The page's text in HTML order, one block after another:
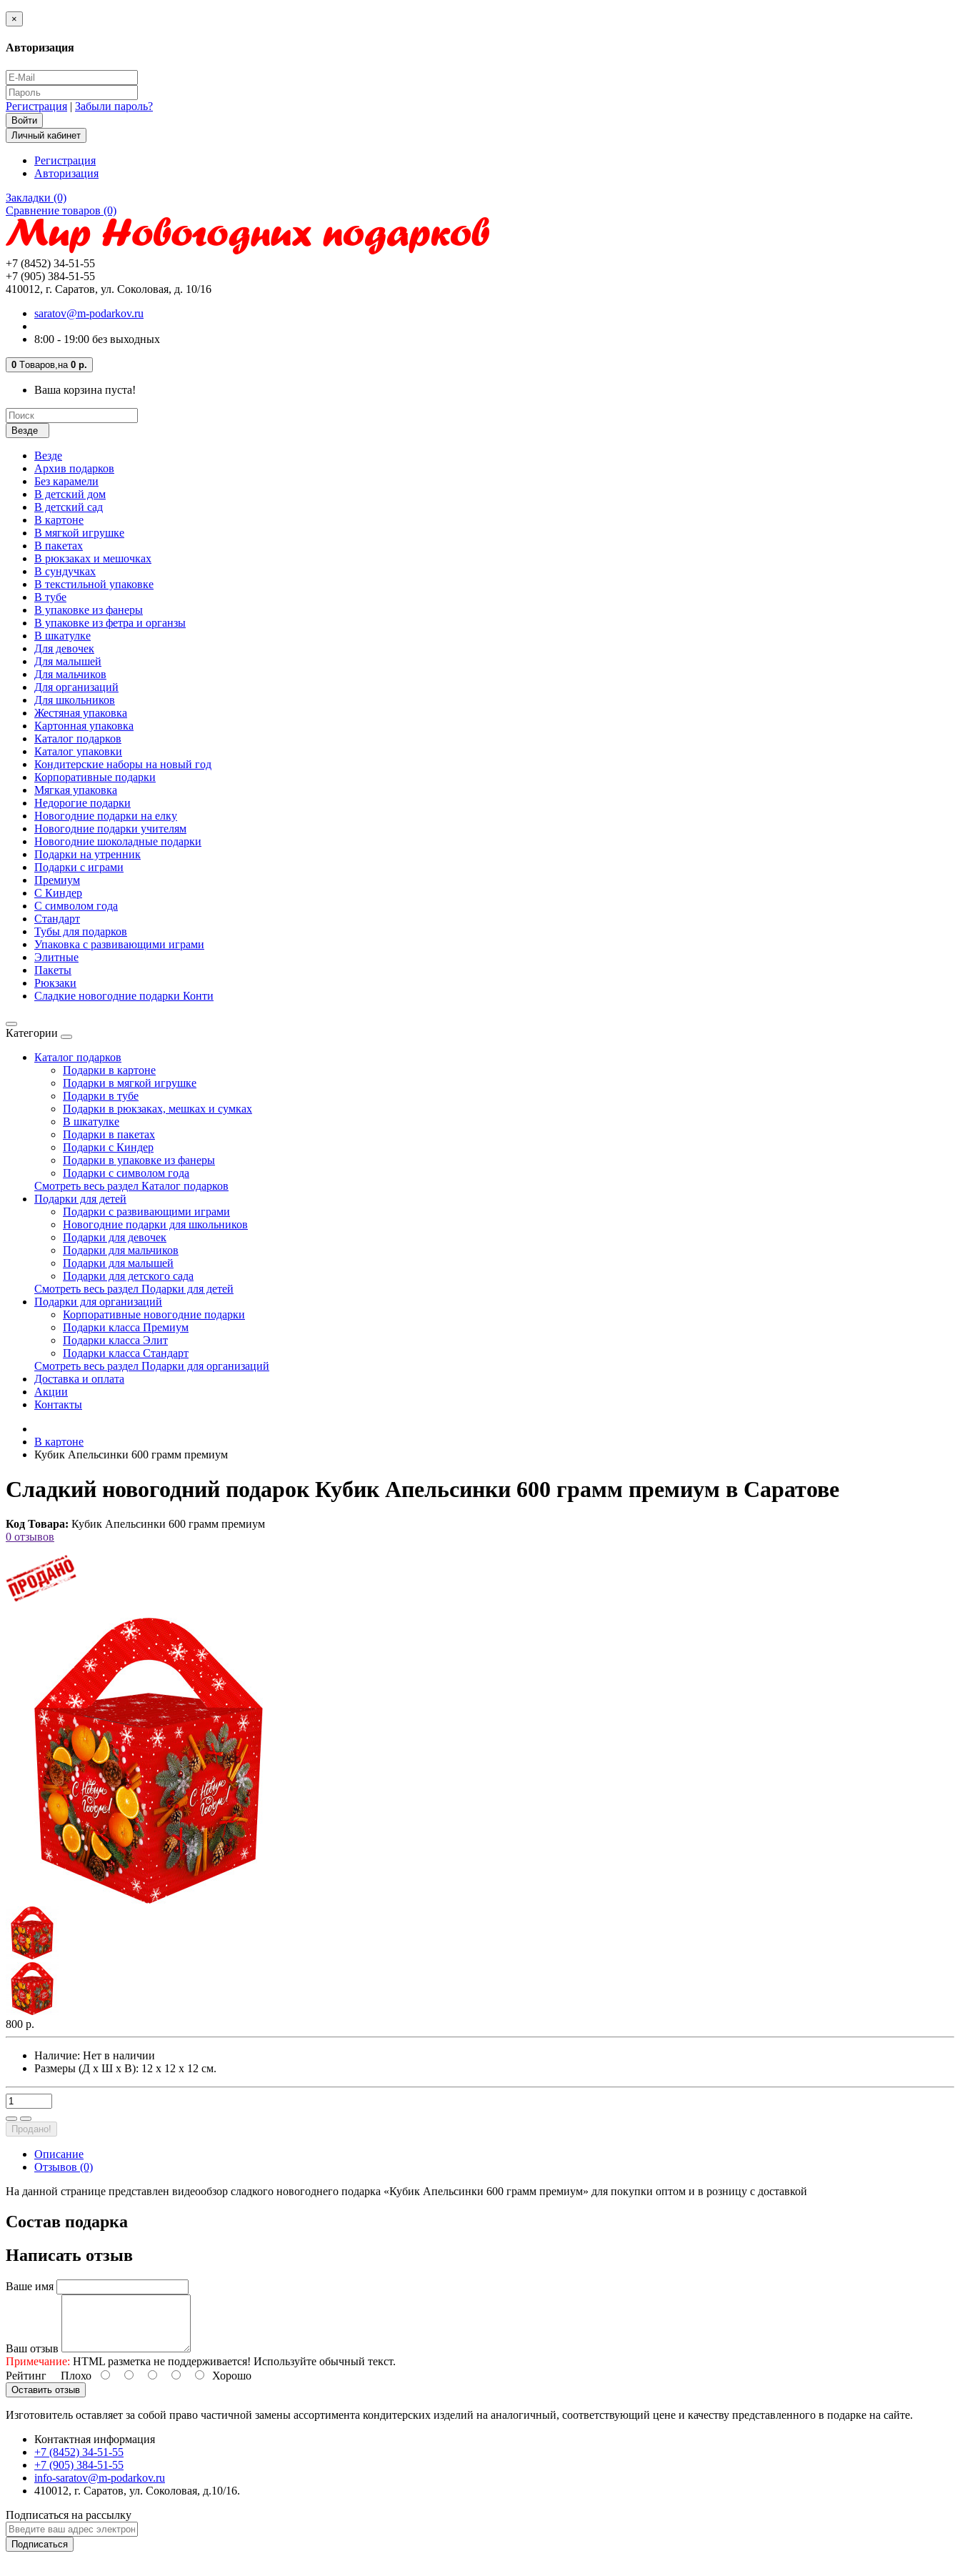
×
Авторизация
Регистрация | Забыли пароль?
Личный кабинет
Регистрация
Авторизация
Закладки (0)
Сравнение товаров (0)
+7 (8452) 34-51-55
+7 (905) 384-51-55
410012, г. Саратов, ул. Соколовая, д. 10/16
saratov@m-podarkov.ru
8:00 - 19:00 без выходных
0 Tоваров, на 0 р.
Ваша корзина пуста!
Везде
Везде
Архив подарков
Без карамели
В детский дом
В детский сад
В картоне
В мягкой игрушке
В пакетах
В рюкзаках и мешочках
В сундучках
В текстильной упаковке
В тубе
В упаковке из фанеры
В упаковке из фетра и органзы
В шкатулке
Для девочек
Для малышей
Для мальчиков
Для организаций
Для школьников
Жестяная упаковка
Картонная упаковка
Каталог подарков
Каталог упаковки
Кондитерские наборы на новый год
Корпоративные подарки
Мягкая упаковка
Недорогие подарки
Новогодние подарки на елку
Новогодние подарки учителям
Новогодние шоколадные подарки
Подарки на утренник
Подарки с играми
Премиум
С Киндер
С символом года
Стандарт
Тубы для подарков
Упаковка с развивающими играми
Элитные
Пакеты
Рюкзаки
Сладкие новогодние подарки Конти
Категории
Каталог подарков
Подарки в картоне
Подарки в мягкой игрушке
Подарки в тубе
Подарки в рюкзаках, мешках и сумках
В шкатулке
Подарки в пакетах
Подарки с Киндер
Подарки в упаковке из фанеры
Подарки с символом года
Смотреть весь раздел Каталог подарков
Подарки для детей
Подарки с развивающими играми
Новогодние подарки для школьников
Подарки для девочек
Подарки для мальчиков
Подарки для малышей
Подарки для детского сада
Смотреть весь раздел Подарки для детей
Подарки для организаций
Корпоративные новогодние подарки
Подарки класса Премиум
Подарки класса Элит
Подарки класса Стандарт
Смотреть весь раздел Подарки для организаций
Доставка и оплата
Акции
Контакты
В картоне
Кубик Апельсинки 600 грамм премиум
Сладкий новогодний подарок Кубик Апельсинки 600 грамм премиум в Саратове
Код Товара: Кубик Апельсинки 600 грамм премиум
0 отзывов
800 р.
Наличие: Нет в наличии
Размеры (Д х Ш х В): 12 х 12 х 12 см.
Продано!
Описание
Отзывов (0)
На данной странице представлен видеообзор сладкого новогоднего подарка «Кубик Апельсинки 600 грамм премиум» для покупки оптом и в розницу с доставкой
Состав подарка
Написать отзыв
Ваше имя
Ваш отзыв
Примечание: HTML разметка не поддерживается! Используйте обычный текст.
Рейтинг Плохо Хорошо
Оставить отзыв
Изготовитель оставляет за собой право частичной замены ассортимента кондитерских изделий на аналогичный, соответствующий цене и качеству представленного в подарке на сайте.
Контактная информация
+7 (8452) 34-51-55
+7 (905) 384-51-55
info-saratov@m-podarkov.ru
410012, г. Саратов, ул. Соколовая, д.10/16.
Подписаться на рассылку
Подписаться